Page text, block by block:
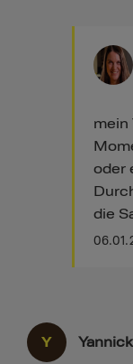
mein
oder
die
Y Yannick